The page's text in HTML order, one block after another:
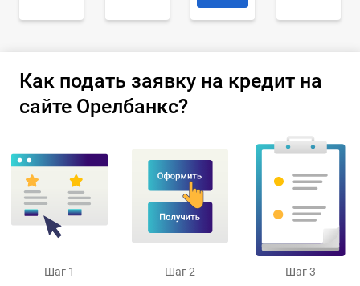
Как подать заявку на кредит на
сайте Орелбанкс?
Шаг 1
Шаг 2
Шаг 3